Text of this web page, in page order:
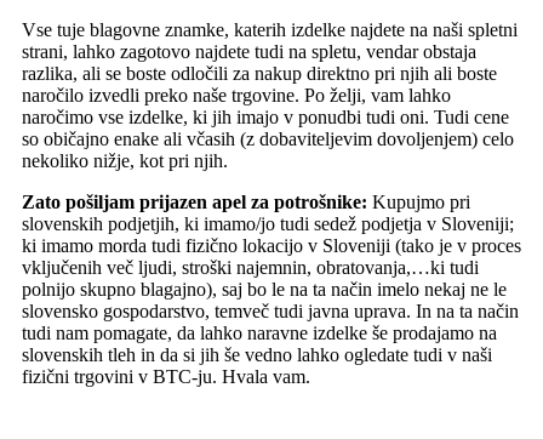
Vse tuje blagovne znamke, katerih izdelke najdete na naši spletni
strani, lahko zagotovo najdete tudi na spletu, vendar obstaja
razlika, ali se boste odločili za nakup direktno pri njih ali boste
naročilo izvedli preko naše trgovine. Po želji, vam lahko
naročimo vse izdelke, ki jih imajo v ponudbi tudi oni. Tudi cene
so običajno enake ali včasih (z dobaviteljevim dovoljenjem) celo
nekoliko nižje, kot pri njih.
Zato pošiljam prijazen apel za potrošnike: Kupujmo pri
slovenskih podjetjih, ki imamo/jo tudi sedež podjetja v Sloveniji;
ki imamo morda tudi fizično lokacijo v Sloveniji (tako je v proces
vključenih več ljudi, stroški najemnin, obratovanja,…ki tudi
polnijo skupno blagajno), saj bo le na ta način imelo nekaj ne le
slovensko gospodarstvo, temveč tudi javna uprava. In na ta način
tudi nam pomagate, da lahko naravne izdelke še prodajamo na
slovenskih tleh in da si jih še vedno lahko ogledate tudi v naši
fizični trgovini v BTC-ju. Hvala vam.